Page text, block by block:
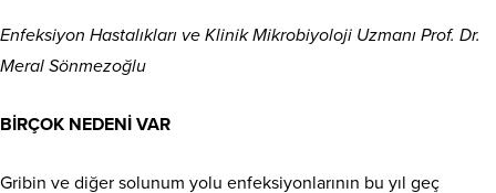
Enfeksiyon Hastalıkları ve Klinik Mikrobiyoloji Uzmanı Prof. Dr.
Meral Sönmezoğlu
BİRÇOK NEDENİ VAR
Gribin ve diğer solunum yolu enfeksiyonlarının bu yıl geç